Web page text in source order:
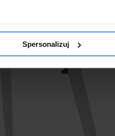
Spersonalizuj